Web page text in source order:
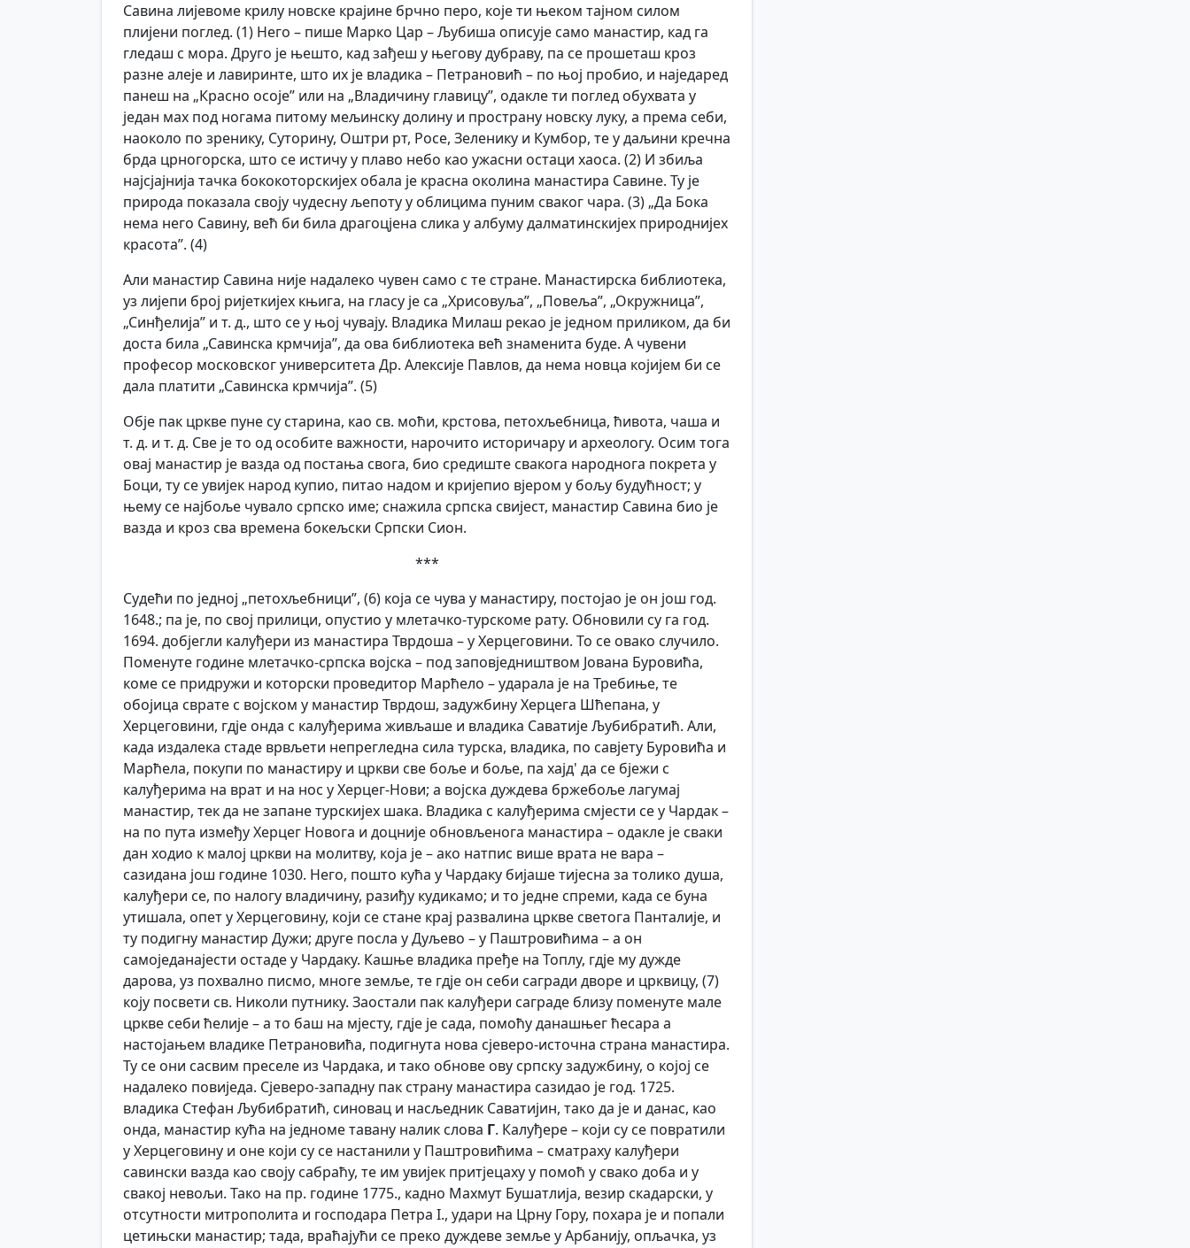
Савина лијевоме крилу новске крајине брчно перо, које ти њеком тајном силом
плијени поглед. (1) Него – пише Марко Цар – Љубиша описује само манастир, кад га
гледаш с мора. Друго је њешто, кад зађеш у његову дубраву, па се прошеташ кроз
разне алеје и лавиринте, што их је владика – Петрановић – по њој пробио, и наједаред
панеш на „Красно осоје” или на „Владичину главицу”, одакле ти поглед обухвата у
један мах под ногама питому мељинску долину и пространу новску луку, а према себи,
наоколо по зренику, Суторину, Оштри рт, Росе, Зеленику и Кумбор, те у даљини кречна
брда црногорска, што се истичу у плаво небо као ужасни остаци хаоса. (2) И збиља
најсјајнија тачка бококоторскијех обала је красна околина манастира Савине. Ту је
природа показала своју чудесну љепоту у облицима пуним сваког чара. (3) „Да Бока
нема него Савину, већ би била драгоцјена слика у албуму далматинскијех природнијех
красота”. (4)
Али манастир Савина није надалеко чувен само с те стране. Манастирска библиотека,
уз лијепи број ријеткијех књига, на гласу је са „Хрисовуља”, „Повеља”, „Окружница”,
„Синђелија” и т. д., што се у њој чувају. Владика Милаш рекао је једном приликом, да би
доста била „Савинска крмчија”, да ова библиотека већ знаменита буде. А чувени
професор московског университета Др. Алексије Павлов, да нема новца којијем би се
дала платити „Савинска крмчија”. (5)
Обје пак цркве пуне су старина, као св. моћи, крстова, петохљебница, ћивота, чаша и
т. д. и т. д. Све је то од особите важности, нарочито историчару и археологу. Осим тога
овај манастир је вазда од постања свога, био средиште свакога народнога покрета у
Боци, ту се увијек народ купио, питао надом и кријепио вјером у бољу будућност; у
њему се најбоље чувало српско име; снажила српска свијест, манастир Савина био је
вазда и кроз сва времена бокељски Српски Сион.
***
Судећи по једној „петохљебници”, (6) која се чува у манастиру, постојао је он још год.
1648.; па је, по свој прилици, опустио у млетачко-турскоме рату. Обновили су га год.
1694. добјегли калуђери из манастира Тврдоша – у Херцеговини. То се овако случило.
Поменуте године млетачко-српска војска – под заповједништвом Јована Буровића,
коме се придружи и которски проведитор Марћело – ударала је на Требиње, те
обојица сврате с војском у манастир Тврдош, задужбину Херцега Шћепана, у
Херцеговини, гдје онда с калуђерима живљаше и владика Саватије Љубибратић. Али,
када издалека стаде врвљети непрегледна сила турска, владика, по савјету Буровића и
Марћела, покупи по манастиру и цркви све боље и боље, па хајд' да се бјежи с
калуђерима на врат и на нос у Херцег-Нови; а војска дуждева бржебоље лагумај
манастир, тек да не запане турскијех шака. Владика с калуђерима смјести се у Чардак –
на по пута између Херцег Новога и доцније обновљенога манастира – одакле је сваки
дан ходио к малој цркви на молитву, која је – ако натпис више врата не вара –
сазидана још године 1030. Него, пошто кућа у Чардаку бијаше тијесна за толико душа,
калуђери се, по налогу владичину, разиђу кудикамо; и то једне спреми, када се буна
утишала, опет у Херцеговину, који се стане крај развалина цркве светога Панталије, и
ту подигну манастир Дужи; друге посла у Дуљево – у Паштровићима – а он
самоједанајести остаде у Чардаку. Кашње владика пређе на Топлу, гдје му дужде
дарова, уз похвално писмо, многе земље, те гдје он себи сагради дворе и црквицу, (7)
коју посвети св. Николи путнику. Заостали пак калуђери саграде близу поменуте мале
цркве себи ћелије – а то баш на мјесту, гдје је сада, помоћу данашњег ћесара а
настојањем владике Петрановића, подигнута нова сјеверо-источна страна манастира.
Ту се они сасвим преселе из Чардака, и тако обнове ову српску задужбину, о којој се
надалеко повиједа. Сјеверо-западну пак страну манастира сазидао је год. 1725.
владика Стефан Љубибратић, синовац и насљедник Саватијин, тако да је и данас, као
онда, манастир кућа на једноме тавану налик слова Г. Калуђере – који су се повратили
у Херцеговину и оне који су се настанили у Паштровићима – сматраху калуђери
савински вазда као своју сабраћу, те им увијек притјецаху у помоћ у свако доба и у
свакој невољи. Тако на пр. године 1775., кадно Махмут Бушатлија, везир скадарски, у
отсутности митрополита и господара Петра I., удари на Црну Гору, похара је и попали
цетињски манастир; тада, враћајући се преко дуждеве земље у Арбанију, опљачка, уз